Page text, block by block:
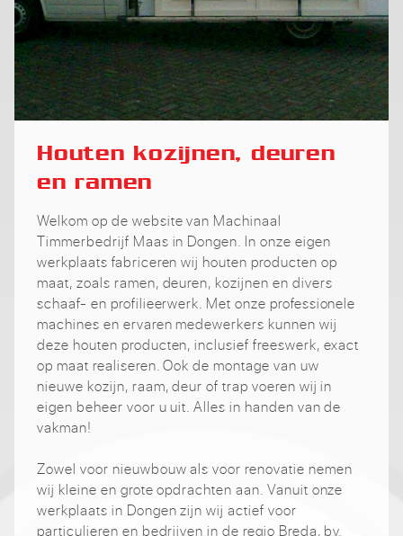
Houten kozijnen, deuren
en ramen
Welkom op de website van Machinaal
Timmerbedrijf Maas in Dongen. In onze eigen
werkplaats fabriceren wij houten producten op
maat, zoals ramen, deuren, kozijnen en divers
schaaf- en profilieerwerk. Met onze professionele
machines en ervaren medewerkers kunnen wij
deze houten producten, inclusief freeswerk, exact
op maat realiseren. Ook de montage van uw
nieuwe kozijn, raam, deur of trap voeren wij in
eigen beheer voor u uit. Alles in handen van de
vakman!
Zowel voor nieuwbouw als voor renovatie nemen
wij kleine en grote opdrachten aan. Vanuit onze
werkplaats in Dongen zijn wij actief voor
particulieren en bedrijven in de regio Breda, bv.